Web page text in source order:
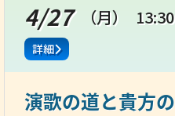
4/27 （月） 13:30
詳細
演歌の道と貴方